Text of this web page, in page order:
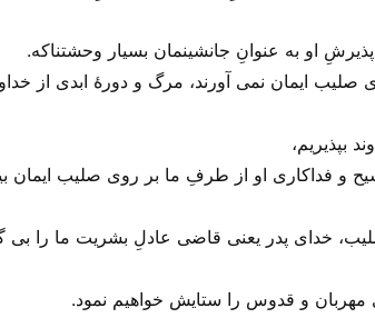
او به عنوانِ جانشینمان بسیار وحشتناکه.
ایمان نمی آورند، مرگ و دورهٔ ابدی از
بپذیریم،
و فداکاری او از طرفِ ما بر روی صلیب ایمان
خدای پدر یعنی قاضی عادلِ بشریت ما را بی‌
مهربان و قدوس را ستایش خواهیم نمود.